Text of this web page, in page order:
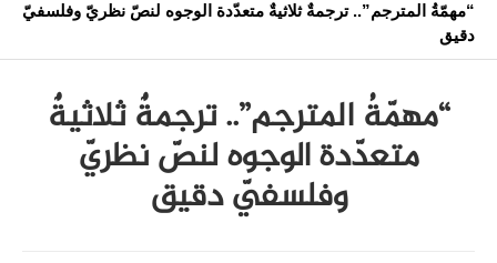
“مهمّةُ المترجم”.. ترجمةٌ ثلاثيةٌ متعدّدة الوجوه لنصّ نظريّ وفلسفيّ
دقيق
“مهمّةُ المترجم”.. ترجمةٌ ثلاثيةٌ
متعدّدة الوجوه لنصّ نظريّ
وفلسفيّ دقيق